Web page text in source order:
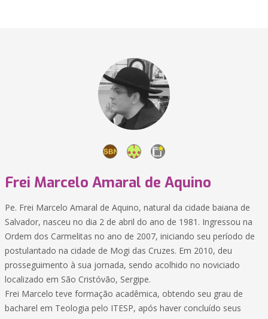
Frei Marcelo Amaral de Aquino
Pe. Frei Marcelo Amaral de Aquino, natural da cidade baiana de
Salvador, nasceu no dia 2 de abril do ano de 1981. Ingressou na
Ordem dos Carmelitas no ano de 2007, iniciando seu período de
postulantado na cidade de Mogi das Cruzes. Em 2010, deu
prosseguimento à sua jornada, sendo acolhido no noviciado
localizado em São Cristóvão, Sergipe.
Frei Marcelo teve formação acadêmica, obtendo seu grau de
bacharel em Teologia pelo ITESP, após haver concluído seus